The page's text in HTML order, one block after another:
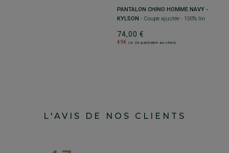
PANTALON CHINO HOMME NAVY -
KYLSON - Coupe ajustée - 100% lin
74,00 €
49€ Le 2e pantalon au choix
L'AVIS DE NOS CLIENTS